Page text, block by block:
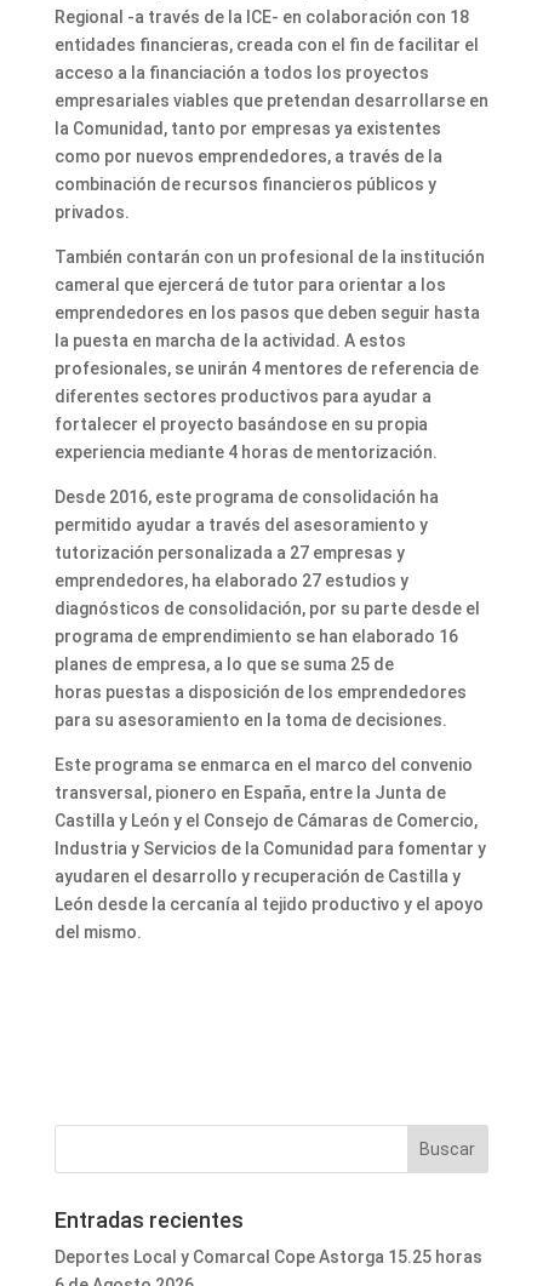
Regional -a través de la ICE- en colaboración con 18
entidades financieras, creada con el fin de facilitar el
acceso a la financiación a todos los proyectos
empresariales viables que pretendan desarrollarse en
la Comunidad, tanto por empresas ya existentes
como por nuevos emprendedores, a través de la
combinación de recursos financieros públicos y
privados.
También contarán con un profesional de la institución
cameral que ejercerá de tutor para orientar a los
emprendedores en los pasos que deben seguir hasta
la puesta en marcha de la actividad. A estos
profesionales, se unirán 4 mentores de referencia de
diferentes sectores productivos para ayudar a
fortalecer el proyecto basándose en su propia
experiencia mediante 4 horas de mentorización.
Desde 2016, este programa de consolidación ha
permitido ayudar a través del asesoramiento y
tutorización personalizada a 27 empresas y
emprendedores, ha elaborado 27 estudios y
diagnósticos de consolidación, por su parte desde el
programa de emprendimiento se han elaborado 16
planes de empresa, a lo que se suma 25 de
horas puestas a disposición de los emprendedores
para su asesoramiento en la toma de decisiones.
Este programa se enmarca en el marco del convenio
transversal, pionero en España, entre la Junta de
Castilla y León y el Consejo de Cámaras de Comercio,
Industria y Servicios de la Comunidad para fomentar y
ayudaren el desarrollo y recuperación de Castilla y
León desde la cercanía al tejido productivo y el apoyo
del mismo.
Entradas recientes
Deportes Local y Comarcal Cope Astorga 15.25 horas